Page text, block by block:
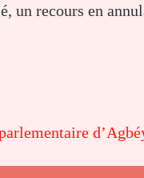
un recours en